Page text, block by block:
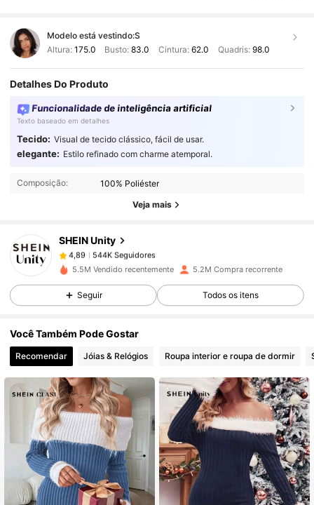
Modelo está vestindo:S
Altura: 175.0 Busto:83.0 Cintura: 62.0 Quadris: 98.0
Detalhes Do Produto
Funcionalidade de inteligência artificial
Texto baseado em detalhes
Tecido: Visual de tecido clássico, fácil de usar.
elegante: Estilo refinado com charme atemporal.
Composição: 100% Poliéster
Veja mais
SHEIN Unity
4,89 544K Seguidores
544K Seguidores
544K Seguidores
e***9pago1 dia atrás
4,89 544K Seguidores
4,89 544K Seguidores
4,89 544K Seguidores
4,89 544K Seguidores
5.5M Vendido recentemente 5.2M Compra recorrente
Seguir Todos os itens
Você Também Pode Gostar
Recomendar Jóias & Relógios Roupa interior e roupa de dormir